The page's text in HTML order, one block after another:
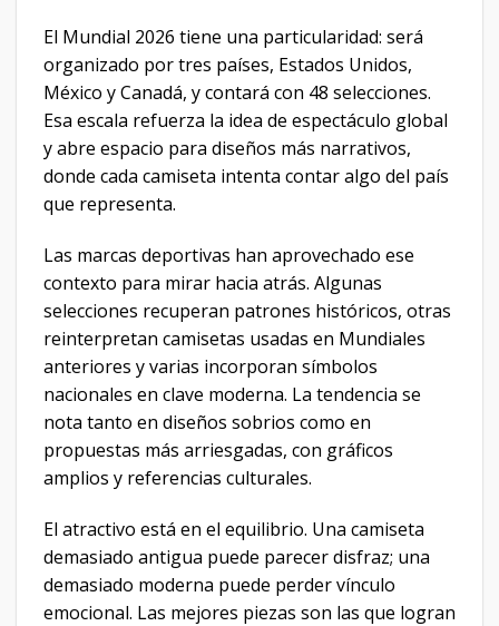
El Mundial 2026 tiene una particularidad: será
organizado por tres países, Estados Unidos,
México y Canadá, y contará con 48 selecciones.
Esa escala refuerza la idea de espectáculo global
y abre espacio para diseños más narrativos,
donde cada camiseta intenta contar algo del país
que representa.
Las marcas deportivas han aprovechado ese
contexto para mirar hacia atrás. Algunas
selecciones recuperan patrones históricos, otras
reinterpretan camisetas usadas en Mundiales
anteriores y varias incorporan símbolos
nacionales en clave moderna. La tendencia se
nota tanto en diseños sobrios como en
propuestas más arriesgadas, con gráficos
amplios y referencias culturales.
El atractivo está en el equilibrio. Una camiseta
demasiado antigua puede parecer disfraz; una
demasiado moderna puede perder vínculo
emocional. Las mejores piezas son las que logran